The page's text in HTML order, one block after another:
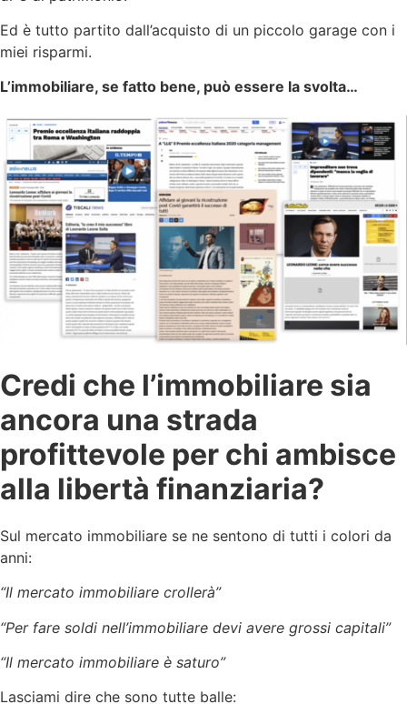
Ed è tutto partito dall’acquisto di un piccolo garage con i
miei risparmi.
L’immobiliare, se fatto bene, può essere la svolta…
Credi che l’immobiliare sia
ancora una strada
profittevole per chi ambisce
alla libertà finanziaria?
Sul mercato immobiliare se ne sentono di tutti i colori da
anni:
“Il mercato immobiliare crollerà”
“Per fare soldi nell’immobiliare devi avere grossi capitali”
“Il mercato immobiliare è saturo”
Lasciami dire che sono tutte balle: